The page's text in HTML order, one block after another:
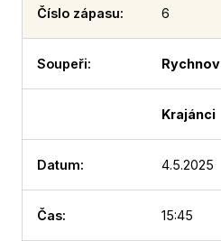
6
Rychnov
Krajánci
4.5.2025
15:45